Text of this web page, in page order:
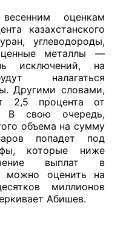
оценкам
казахстанского
углеводороды,
металлы —
исключений, на
налагаться
Другими словами,
2,5 процента от
В свою очередь,
объема на сумму
попадет под
которые ниже
выплат в
можно оценить на
миллионов
Абишев.